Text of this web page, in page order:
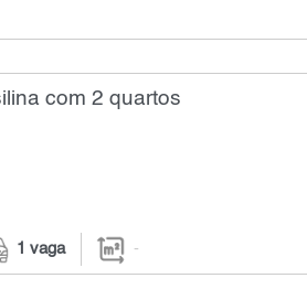
com 2 quartos
1 vaga -